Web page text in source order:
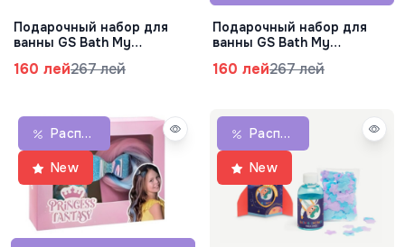
Подарочный набор для
ванны GS Bath My
83.0621.00
160 лей267 лей
Подарочный набор для
ванны GS Bath My
83.0620.00
160 лей267 лей
Распродажа
New
Распродажа
New